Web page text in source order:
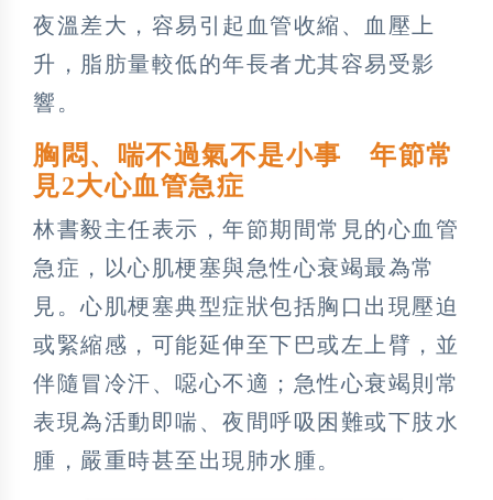
夜溫差大，容易引起血管收縮、血壓上
升，脂肪量較低的年長者尤其容易受影
響。
胸悶、喘不過氣不是小事 年節常
見2大心血管急症
林書毅主任表示，年節期間常見的心血管
急症，以心肌梗塞與急性心衰竭最為常
見。心肌梗塞典型症狀包括胸口出現壓迫
或緊縮感，可能延伸至下巴或左上臂，並
伴隨冒冷汗、噁心不適；急性心衰竭則常
表現為活動即喘、夜間呼吸困難或下肢水
腫，嚴重時甚至出現肺水腫。